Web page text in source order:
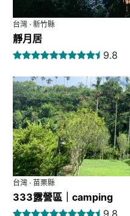
台灣 · 新竹縣
靜月居
9.8
台灣 · 苗栗縣
333露營區｜camping
9.8